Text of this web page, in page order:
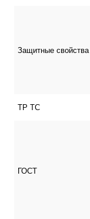
Защитные свойства
ТР ТС
ГОСТ